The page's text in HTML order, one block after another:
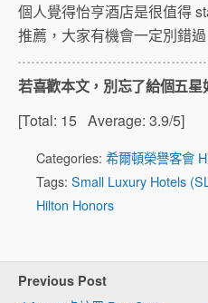
個人覺得怡亨酒店是很值得
推薦，大家有機會一定別錯過
若喜歡本文，別忘了給個五星
[Total: 15 Average: 3.9/5]
Categories: 希爾頓榮譽客會
Tags: Small Luxury Hotels
Hilton Honors
Previous Post